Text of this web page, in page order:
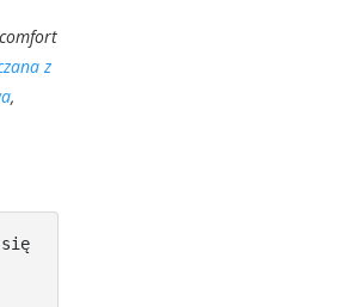
z
,
się